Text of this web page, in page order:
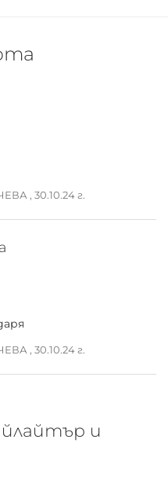
, 30.10.24 г.
, 30.10.24 г.
и